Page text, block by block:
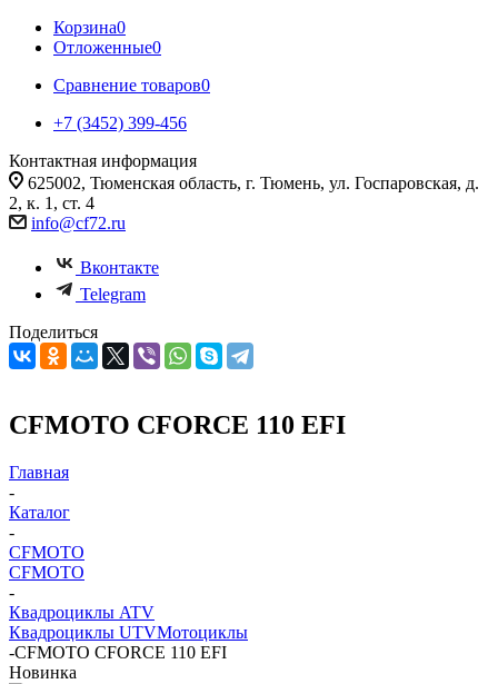
Корзина0
Отложенные0
Сравнение товаров0
+7 (3452) 399-456
Контактная информация
625002, Тюменская область, г. Тюмень, ул. Госпаровская, д.
2, к. 1, ст. 4
info@cf72.ru
Вконтакте
Telegram
Поделиться
CFMOTO CFORCE 110 EFI
Главная
-
Каталог
-
CFMOTO
CFMOTO
-
Квадроциклы ATV
Квадроциклы UTVМотоциклы
-CFMOTO CFORCE 110 EFI
Новинка